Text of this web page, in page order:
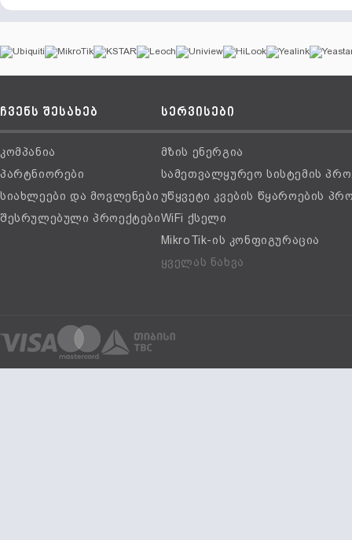
ჩვენს შესახებ
კომპანია
პარტნიორები
სიახლეები და მოვლენები
შესრულებული პროექტები
სერვისები
მზის ენერგია
სამეთვალყურეო სისტემის
უწყვეტი კვების წყაროების
WiFi ქსელი
MikroTik-ის კონფიგურაცია
ყველას ნახვა